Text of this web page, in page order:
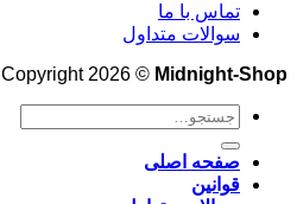
تماس با ما
سوالات متداول
Copyright 2026 © Midnight-Shop
جستجو
صفحه اصلی
قوانین